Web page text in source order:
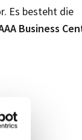
Es besteht die
Business